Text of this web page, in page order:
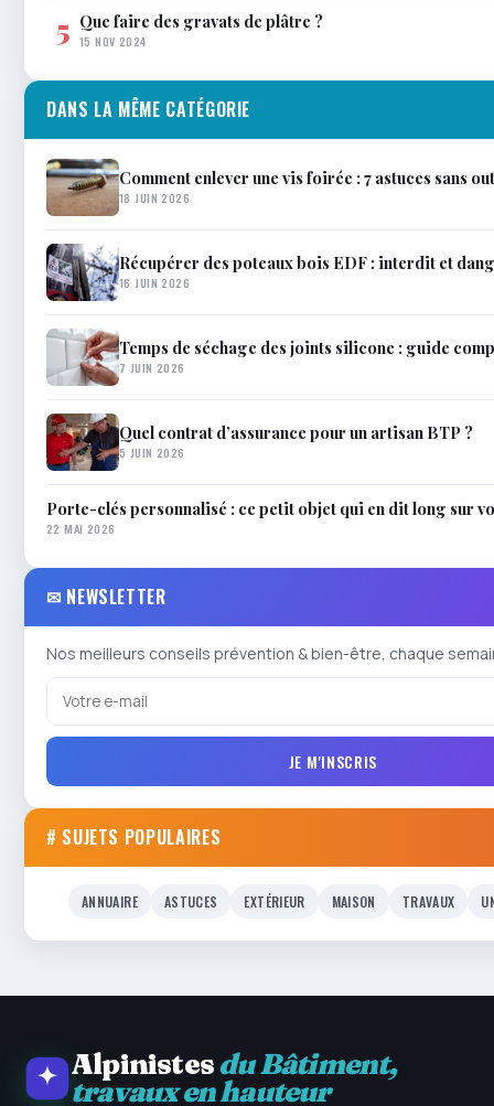
5 Que faire des gravats de plâtre ?
15 NOV 2024
DANS LA MÊME CATÉGORIE
Comment enlever une vis foirée : 7 astuces sans
18 JUIN 2026
Récupérer des poteaux bois EDF : interdit et
16 JUIN 2026
Temps de séchage des joints silicone : guide
7 JUIN 2026
Quel contrat d’assurance pour un artisan BTP ?
5 JUIN 2026
Porte-clés personnalisé : ce petit objet qui en dit long sur
22 MAI 2026
✉ NEWSLETTER
Nos meilleurs conseils prévention & bien-être, chaque
JE M'INSCRIS
# SUJETS POPULAIRES
ANNUAIRE ASTUCES EXTÉRIEUR MAISON TRAVAUX
Alpinistesdu Bâtiment,
travaux en hauteur